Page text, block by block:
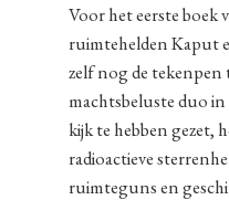
Voor het eerste boek
ruimtehelden Kaput
zelf nog de tekenpen
machtsbeluste duo in
kijk te hebben gezet,
radioactieve
ruimteguns en